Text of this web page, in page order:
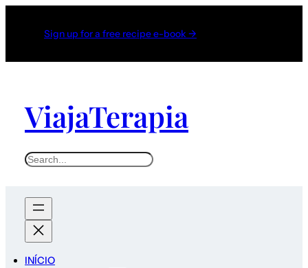
Sign up for a free recipe e-book →
ViajaTerapia
INÍCIO